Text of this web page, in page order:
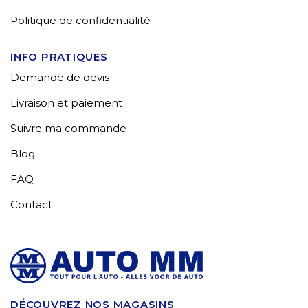
Politique de confidentialité
INFO PRATIQUES
Demande de devis
Livraison et paiement
Suivre ma commande
Blog
FAQ
Contact
DÉCOUVREZ NOS MAGASINS